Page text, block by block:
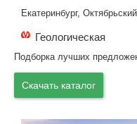
Екатеринбург,
Геологическая
Подборка лучших
Скачать каталог